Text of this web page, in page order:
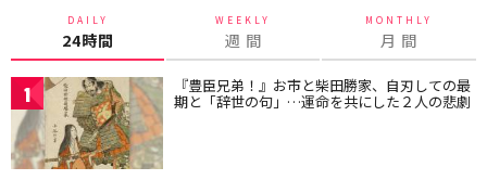
DAILY
24時間
WEEKLY
週 間
MONTHLY
月 間
1 『豊臣兄弟！』お市と柴田勝家、自刃しての最
期と「辞世の句」…運命を共にした２人の悲劇